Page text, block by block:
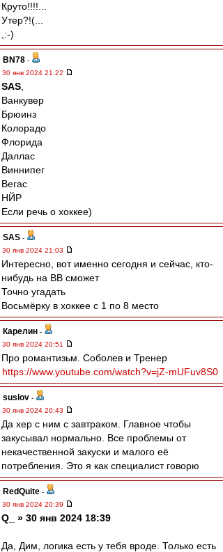
Круто!!!!...
Утер?!(...
,:-)
BN78 -
30 янв 2024 21:22
SAS
Ванкувер
Брюинз
Колорадо
Флорида
Даллас
Виннипег
Вегас
НЙР
Если речь о хоккее)
SAS -
30 янв 2024 21:03
Интересно, вот именно сегодня и сейчас, кто-
нибудь на ВВ сможет
Точно угадать
Восьмёрку в хоккее с 1 по 8 место
Карелин -
30 янв 2024 20:51
Про романтизьм. Соболев и Тренер
https://www.youtube.com/watch?v=jZ-mUFuv8S0
suslov -
30 янв 2024 20:43
Да хер с ним с завтраком. Главное чтобы
закусывал нормально. Все проблемы от
некачественной закуски и малого её
потребления. Это я как специалист говорю
RedQuite -
30 янв 2024 20:39
Q_ » 30 янв 2024 18:39
Да, Дим, логика есть у тебя вроде. Только есть